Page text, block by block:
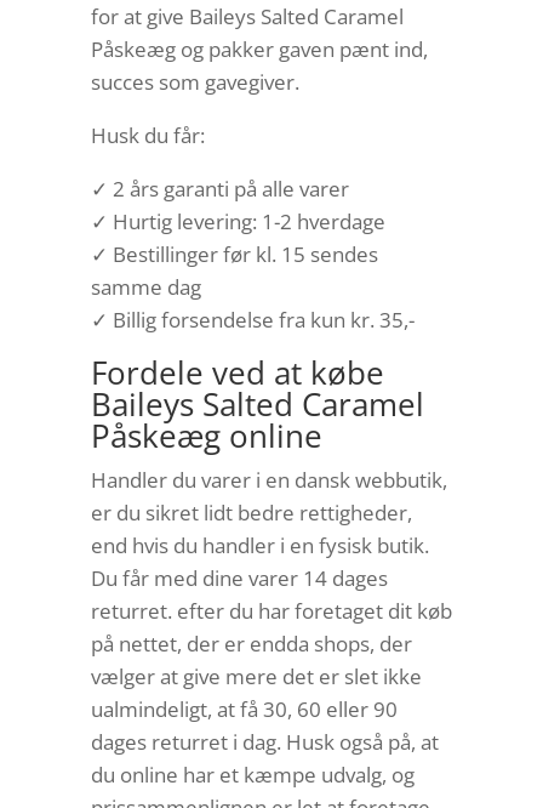
for at give Baileys Salted Caramel
Påskeæg og pakker gaven pænt ind,
succes som gavegiver.
Husk du får:
✓ 2 års garanti på alle varer
✓ Hurtig levering: 1-2 hverdage
✓ Bestillinger før kl. 15 sendes
samme dag
✓ Billig forsendelse fra kun kr. 35,-
Fordele ved at købe
Baileys Salted Caramel
Påskeæg online
Handler du varer i en dansk webbutik,
er du sikret lidt bedre rettigheder,
end hvis du handler i en fysisk butik.
Du får med dine varer 14 dages
returret. efter du har foretaget dit køb
på nettet, der er endda shops, der
vælger at give mere det er slet ikke
ualmindeligt, at få 30, 60 eller 90
dages returret i dag. Husk også på, at
du online har et kæmpe udvalg, og